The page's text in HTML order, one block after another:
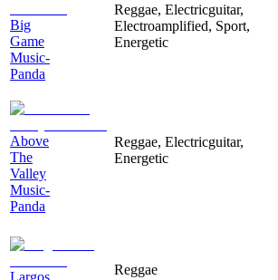
Big
Game
Music-
Panda
Reggae, Electricguitar,
Electroamplified, Sport,
Energetic
Above
The
Valley
Music-
Panda
Reggae, Electricguitar,
Energetic
Largos Reggae